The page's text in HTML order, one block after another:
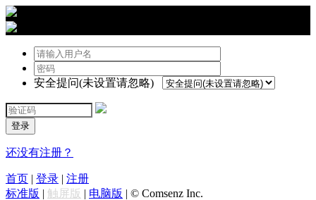
安全提问(未设置请忽略)
登录
还没有注册？
首页 | 登录 | 注册
标准版 | 触屏版 | 电脑版 | © Comsenz Inc.